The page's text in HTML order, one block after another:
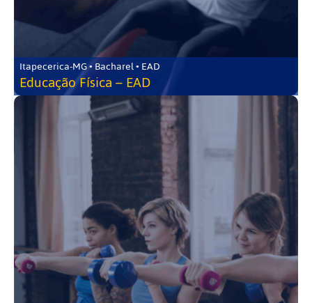
Itapecerica-MG • Bacharel • EAD
Educação Física – EAD